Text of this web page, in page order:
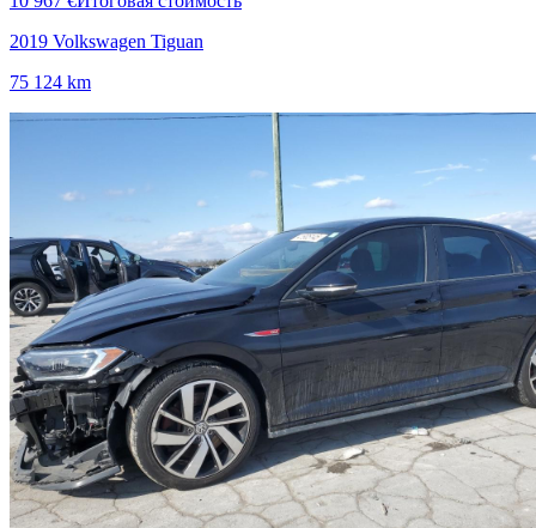
2019 Volkswagen Tiguan
75 124 km